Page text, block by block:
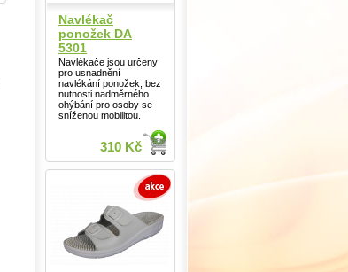
Navlékač
ponožek DA
5301
Navlékače jsou určeny
pro usnadnění
navlékání ponožek, bez
nutnosti nadměrného
ohýbání pro osoby se
sníženou mobilitou.
310 Kč